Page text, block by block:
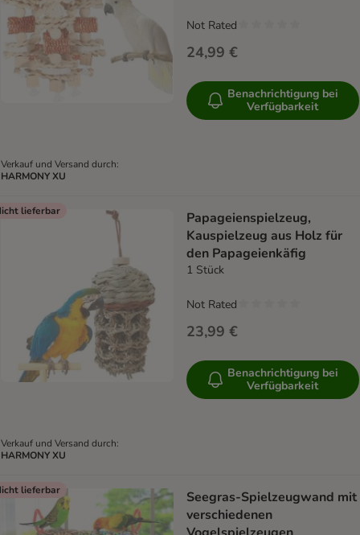
Verkauf und Versand durch:
HARMONY XU
24,99 €
Not Rated
Benachrichtigung bei
Verfügbarkeit
lieferbar
Verkauf und Versand durch:
HARMONY XU
Papageienspielzeug,
Kauspielzeug aus Holz für
den Papageienkäfig
1 Stück
23,99 €
Not Rated
Benachrichtigung bei
Verfügbarkeit
lieferbar
Seegras-Spielzeugwand mit
verschiedenen